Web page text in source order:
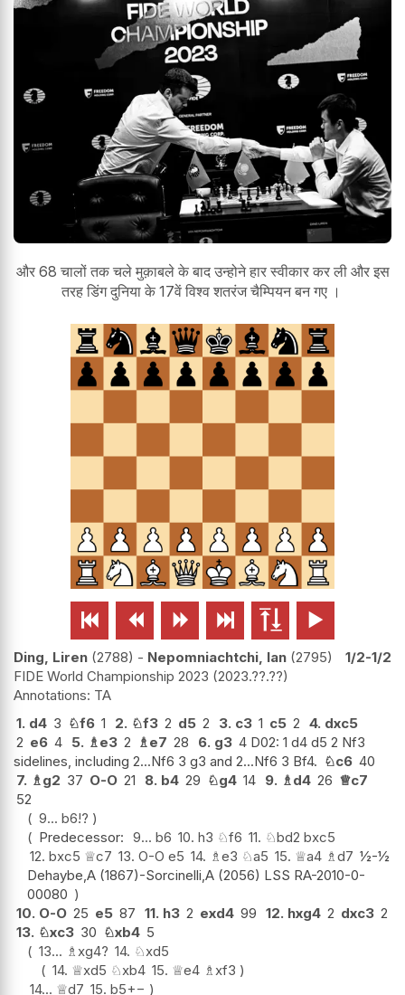
और 68 चालों तक चले मुक़ाबले के बाद उन्होने हार स्वीकार कर ली और इस
तरह डिंग दुनिया के 17वें विश्व शतरंज चैम्पियन बन गए ।
     
Ding, Liren 2788 - Nepomniachtchi, Ian 2795
1/2-1/2
FIDE World Championship 2023 2023.??.??
TA
1. d4 3 ♘f6 1 2. ♘f3 2 d5 2 3. c3 1 c5 2 4. dxc5
2 e6 4 5. ♗e3 2 ♗e7 28 6. g3 4 D02: 1 d4 d5 2 Nf3
sidelines, including 2...Nf6 3 g3 and 2...Nf6 3 Bf4. ♘c6 40
7. ♗g2 37 O-O 21 8. b4 29 ♘g4 14 9. ♗d4 26 ♕c7
52
9... b6!?
Predecessor: 9... b6 10. h3 ♘f6 11. ♘bd2 bxc5
12. bxc5 ♕c7 13. O-O e5 14. ♗e3 ♘a5 15. ♕a4 ♗d7 ½-½
Dehaybe,A (1867)-Sorcinelli,A (2056) LSS RA-2010-0-
00080
10. O-O 25 e5 87 11. h3 2 exd4 99 12. hxg4 2 dxc3 2
13. ♘xc3 30 ♘xb4 5
13... ♗xg4? 14. ♘xd5
14. ♕xd5 ♘xb4 15. ♕e4 ♗xf3
14... ♕d7 15. b5+−